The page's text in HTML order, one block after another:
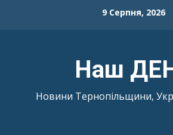
9 Серпня, 2026
Наш
Новини Тернопільщини,